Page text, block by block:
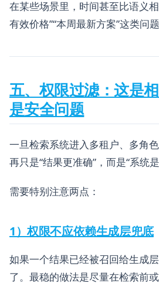
在某些场景里，时间甚至比语义
有效价格”“本周最新方案”这类问题
五、权限过滤：这是
是安全问题
一旦检索系统进入多租户、多角
再只是“结果更准确”，而是“系统是
需要特别注意两点：
1）权限不应依赖生成层兜底
如果一个结果已经被召回给生成
了。最稳的做法是尽量在检索前